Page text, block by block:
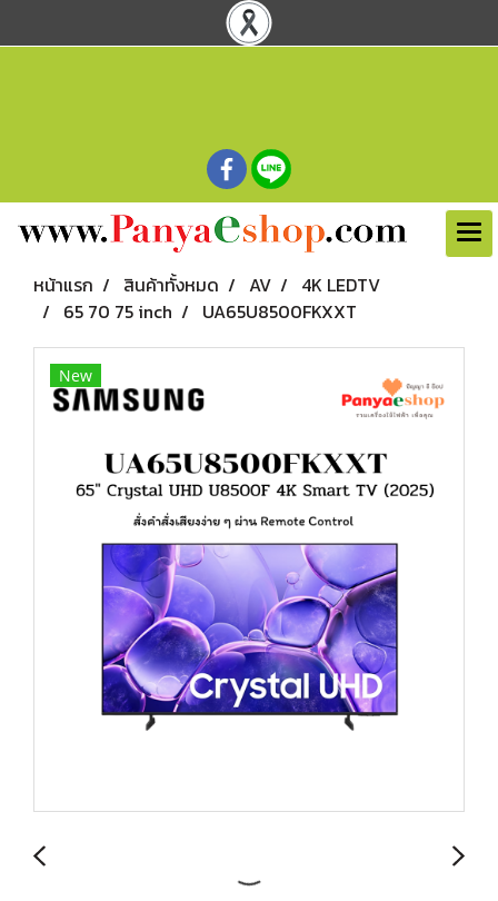
หน้าแรก สินค้าทั้งหมด AV
4K LEDTV
65 70 75 inch
UA65U8500FKXXT
New